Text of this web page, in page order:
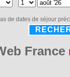
de dates de séjour
France